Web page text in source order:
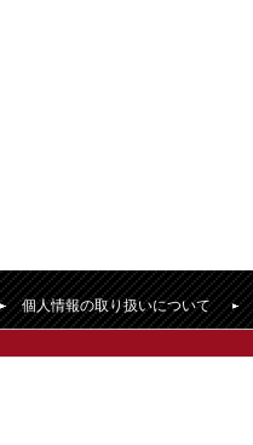
個人情報の取り扱いについて